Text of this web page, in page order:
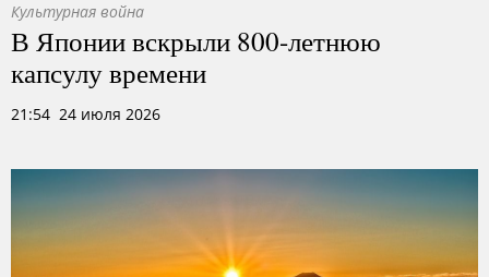
Культурная война
В Японии вскрыли 800-летнюю
капсулу времени
21:54 24 июля 2026